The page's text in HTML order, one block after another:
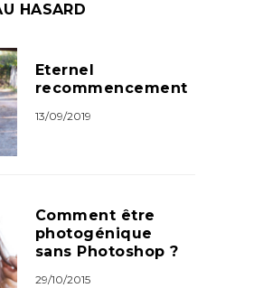
HASARD
Eternel
recommencement
13/09/2019
Comment être
photogénique
sans Photoshop ?
29/10/2015